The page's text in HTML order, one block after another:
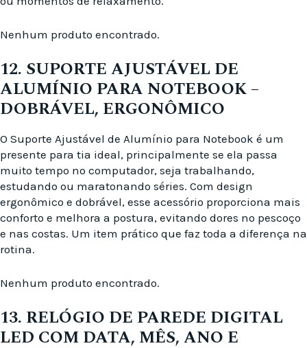
Nenhum produto encontrado.
12. SUPORTE AJUSTÁVEL DE
ALUMÍNIO PARA NOTEBOOK –
DOBRÁVEL, ERGONÔMICO
O Suporte Ajustável de Alumínio para Notebook é um
presente para tia ideal, principalmente se ela passa
muito tempo no computador, seja trabalhando,
estudando ou maratonando séries. Com design
ergonômico e dobrável, esse acessório proporciona mais
conforto e melhora a postura, evitando dores no pescoço
e nas costas. Um item prático que faz toda a diferença na
rotina.
Nenhum produto encontrado.
13. RELÓGIO DE PAREDE DIGITAL
LED COM DATA, MÊS, ANO E